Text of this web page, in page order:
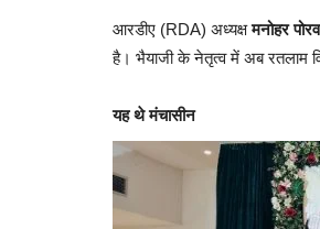
​आरडीए (RDA) अध्यक्षमनोहर
है। भैयाजी के नेतृत्व में अब रतलाम
यह थे मंचासीन